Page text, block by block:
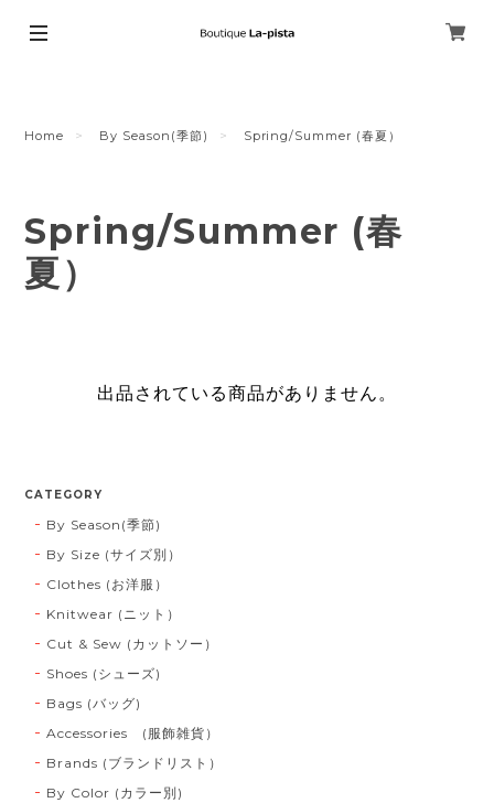
Home By Season(季節) Spring/Summer (春夏）
Spring/Summer (春
夏）
出品されている商品がありません。
CATEGORY
By Season(季節)
By Size (サイズ別）
Clothes (お洋服）
Knitwear (ニット）
Cut & Sew (カットソー）
Shoes (シューズ)
Bags (バッグ)
Accessories (服飾雑貨）
Brands (ブランドリスト）
By Color (カラー別)